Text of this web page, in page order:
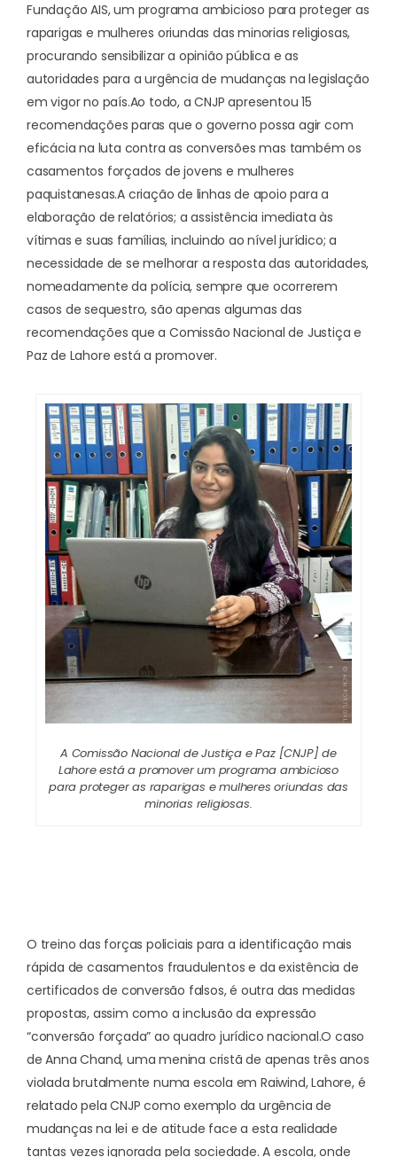
Fundação AIS, um programa ambicioso para proteger as
raparigas e mulheres oriundas das minorias religiosas,
procurando sensibilizar a opinião pública e as
autoridades para a urgência de mudanças na legislação
em vigor no país.Ao todo, a CNJP apresentou 15
recomendações paras que o governo possa agir com
eficácia na luta contra as conversões mas também os
casamentos forçados de jovens e mulheres
paquistanesas.A criação de linhas de apoio para a
elaboração de relatórios; a assistência imediata às
vítimas e suas famílias, incluindo ao nível jurídico; a
necessidade de se melhorar a resposta das autoridades,
nomeadamente da polícia, sempre que ocorrerem
casos de sequestro, são apenas algumas das
recomendações que a Comissão Nacional de Justiça e
Paz de Lahore está a promover.
A Comissão Nacional de Justiça e Paz [CNJP] de
Lahore está a promover um programa ambicioso
para proteger as raparigas e mulheres oriundas das
minorias religiosas.
O treino das forças policiais para a identificação mais
rápida de casamentos fraudulentos e da existência de
certificados de conversão falsos, é outra das medidas
propostas, assim como a inclusão da expressão
“conversão forçada” ao quadro jurídico nacional.O caso
de Anna Chand, uma menina cristã de apenas três anos
violada brutalmente numa escola em Raiwind, Lahore, é
relatado pela CNJP como exemplo da urgência de
mudanças na lei e de atitude face a esta realidade
tantas vezes ignorada pela sociedade. A escola, onde